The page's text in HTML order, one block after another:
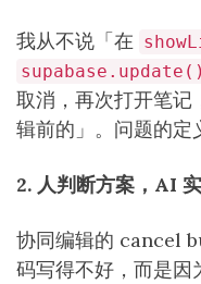
我从不说「在
supabase.update()
取消，再次打开笔记
辑前的」。问题的定
2. 人判断方案，AI
协同编辑的 cancel
码写得不好，而是因